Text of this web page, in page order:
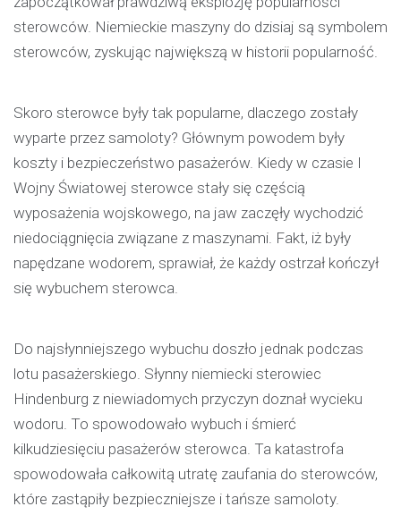
sterowców. Niemieckie maszyny do dzisiaj są symbolem
sterowców, zyskując największą w historii popularność.
Skoro sterowce były tak popularne, dlaczego zostały
wyparte przez samoloty? Głównym powodem były
koszty i bezpieczeństwo pasażerów. Kiedy w czasie I
Wojny Światowej sterowce stały się częścią
wyposażenia wojskowego, na jaw zaczęły wychodzić
niedociągnięcia związane z maszynami. Fakt, iż były
napędzane wodorem, sprawiał, że każdy ostrzał kończył
się wybuchem sterowca.
Do najsłynniejszego wybuchu doszło jednak podczas
lotu pasażerskiego. Słynny niemiecki sterowiec
Hindenburg z niewiadomych przyczyn doznał wycieku
wodoru. To spowodowało wybuch i śmierć
kilkudziesięciu pasażerów sterowca. Ta katastrofa
spowodowała całkowitą utratę zaufania do sterowców,
które zastąpiły bezpieczniejsze i tańsze samoloty.